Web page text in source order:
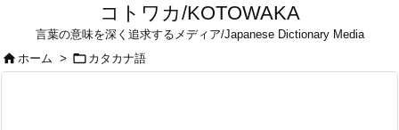
コトワカ/KOTOWAKA
言葉の意味を深く追求するメディア/Japanese Dictionary Media
ホーム >  カタカナ語